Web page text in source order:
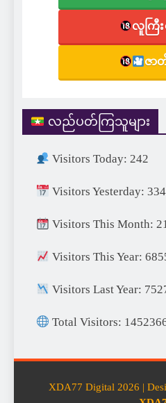
လူကြီး
ဇာ
လည်ပတ်ကြသူများ
Visitors Today: 242
Visitors Yesterday:
Visitors This Month:
Visitors This Year:
Visitors Last Year:
Total Visitors:
XDA77 Digital 2026 |